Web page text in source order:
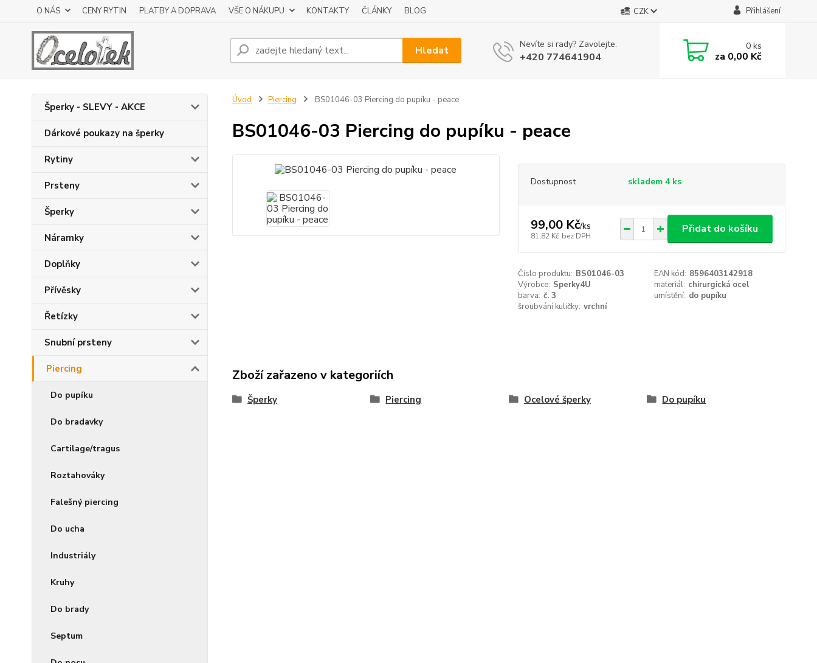
O NÁS CENY RYTIN PLATBY A DOPRAVA VŠE O NÁKUPU KONTAKTY ČLÁNKY BLOG CZK Přihlášení
Hledat Nevíte si rady? Zavolejte.
+420 774641904
0ks
za 0,00 Kč
Šperky - SLEVY - AKCE
Dárkové poukazy na šperky
Rytiny
Prsteny
Šperky
Náramky
Doplňky
Přívěsky
Řetízky
Snubní prsteny
Piercing
Do pupíku
Do bradavky
Cartilage/tragus
Roztahováky
Falešný piercing
Do ucha
Industriály
Kruhy
Do brady
Septum
Úvod Piercing BS01046-03 Piercing do pupíku - peace
BS01046-03 Piercing do pupíku - peace
Dostupnost skladem 4 ks
99,00 Kč/ks
81,82 Kč bez DPH
Přidat do košíku
Číslo produktu: BS01046-03 EAN kód: 8596403142918
Výrobce: Sperky4U materiál: chirurgická ocel
barva: č. 3 umístění: do pupíku
šroubvání kuličky: vrchní
Zboží zařazeno v kategoriích
Šperky Piercing Ocelové šperky Do pupíku